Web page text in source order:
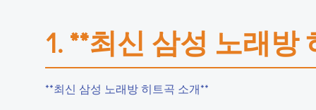
1. **최신 삼성 노래방
**최신 삼성 노래방 히트곡 소개**